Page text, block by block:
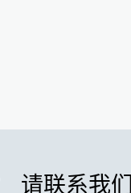
请联系我